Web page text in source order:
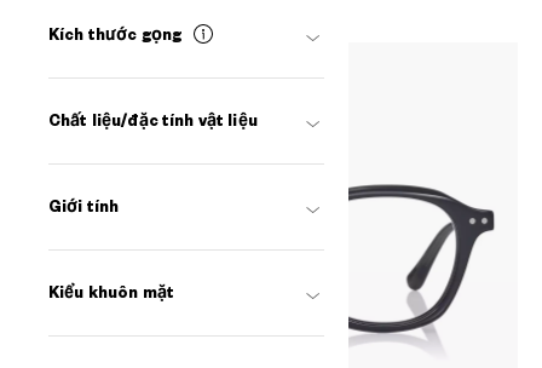
Kích thước gọng
Chất liệu/đặc tính vật liệu
Giới tính
Kiểu khuôn mặt